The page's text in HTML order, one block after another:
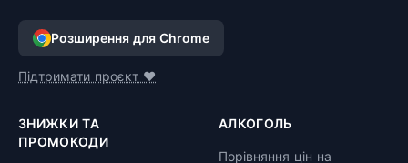
Розширення для Chrome
Підтримати проєкт ❤️
ЗНИЖКИ ТА
ПРОМОКОДИ
АЛКОГОЛЬ
Порівняння цін на